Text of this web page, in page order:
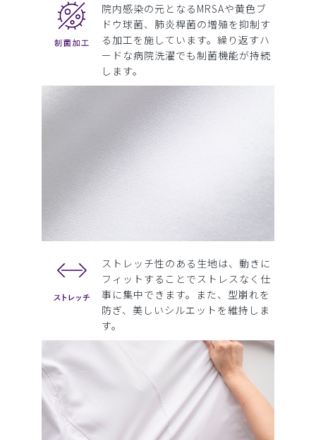
院内感染の元となるMRSAや黄色ブ
ドウ球菌、肺炎桿菌の増殖を抑制す
る加工を施しています。繰り返すハ
ードな病院洗濯でも制菌機能が持続
します。
ストレッチ性のある生地は、動きに
フィットすることでストレスなく仕
事に集中できます。また、型崩れを
防ぎ、美しいシルエットを維持しま
す。